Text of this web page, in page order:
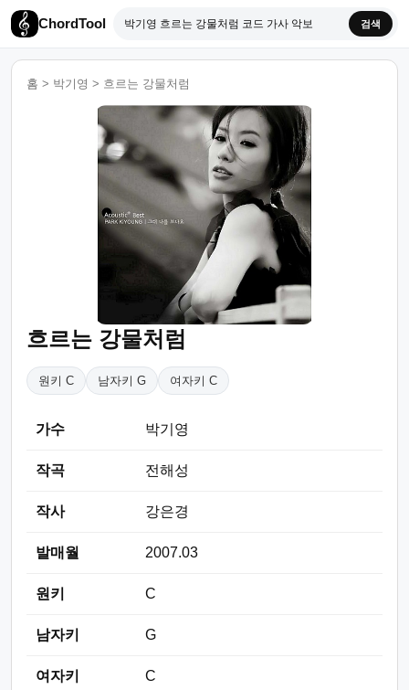
ChordTool 검색
홈 > 박기영 > 흐르는 강물처럼
흐르는 강물처럼
원키 C 남자키 G 여자키 C
가수 박기영
작곡 전해성
작사 강은경
발매월 2007.03
원키 C
남자키 G
여자키 C